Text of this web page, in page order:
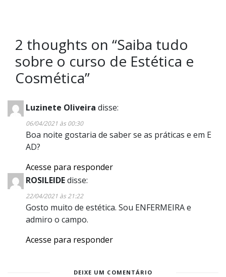
2 thoughts on “Saiba tudo
sobre o curso de Estética e
Cosmética”
Luzinete Oliveira disse:
06/04/2021 às 00:30
Boa noite gostaria de saber se as práticas e em E
AD?
Acesse para responder
ROSILEIDEdisse:
22/04/2021 às 21:22
Gosto muito de estética. Sou ENFERMEIRA e
admiro o campo.
Acesse para responder
DEIXE UM COMENTÁRIO